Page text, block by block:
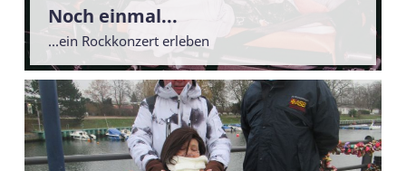
Noch einmal...
...ein Rockkonzert erleben